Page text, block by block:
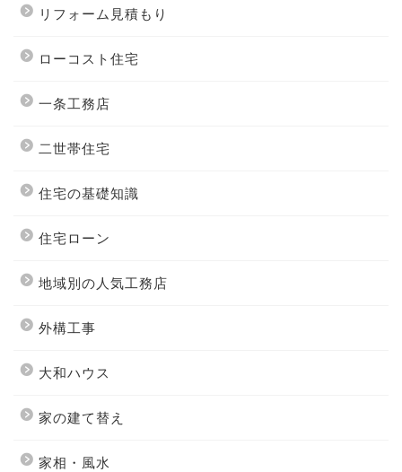
リフォーム見積もり
ローコスト住宅
一条工務店
二世帯住宅
住宅の基礎知識
住宅ローン
地域別の人気工務店
外構工事
大和ハウス
家の建て替え
家相・風水